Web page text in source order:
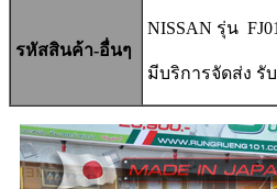
รหัสสินค้า-อื่นๆ
NISSAN รุ่น
มีบริการจัดส่ง รั